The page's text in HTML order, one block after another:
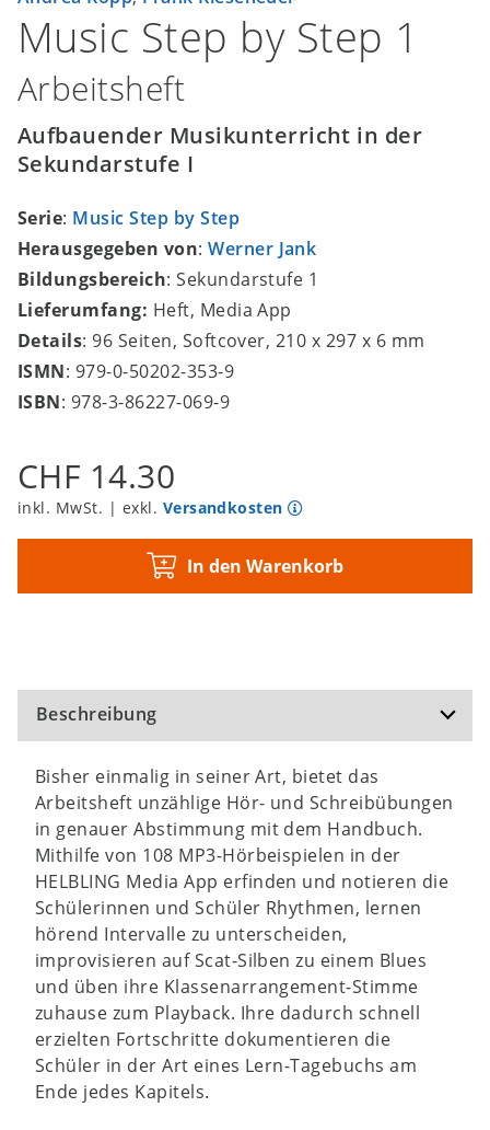
Music Step by Step 1
Arbeitsheft
Aufbauender Musikunterricht in der
Sekundarstufe I
Serie: Music Step by Step
Herausgegeben von:Werner Jank
Bildungsbereich: Sekundarstufe 1
Lieferumfang: Heft, Media App
Details: 96 Seiten, Softcover, 210 x 297 x 6 mm
ISMN: 979-0-50202-353-9
ISBN: 978-3-86227-069-9
CHF 14.30
inkl. MwSt. | exkl. Versandkosten
In den Warenkorb
Beschreibung
Bisher einmalig in seiner Art, bietet das
Arbeitsheft unzählige Hör- und Schreibübungen
in genauer Abstimmung mit dem Handbuch.
Mithilfe von 108 MP3-Hörbeispielen in der
HELBLING Media App erfinden und notieren die
Schülerinnen und Schüler Rhythmen, lernen
hörend Intervalle zu unterscheiden,
improvisieren auf Scat-Silben zu einem Blues
und üben ihre Klassenarrangement-Stimme
zuhause zum Playback. Ihre dadurch schnell
erzielten Fortschritte dokumentieren die
Schüler in der Art eines Lern-Tagebuchs am
Ende jedes Kapitels.